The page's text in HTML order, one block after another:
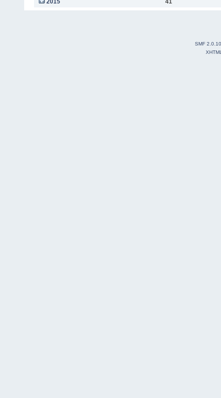
2015 41
SMF 2.0.10